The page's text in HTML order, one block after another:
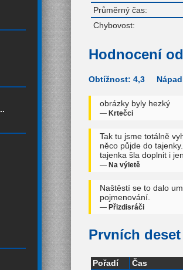
Průměrný čas:
Chybovost:
Hodnocení
Obtížnost: 4,3
obrázky byly hezký
— Krtečci
Tak tu jsme totálně
něco půjde do
tajenka šla doplnit i
— Na výletě
Naštěstí se to dalo
pojmenování.
— Přizdisráči
Prvních
Pořadí
Čas